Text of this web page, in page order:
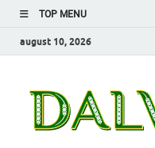
TOP MENU
august 10, 2026